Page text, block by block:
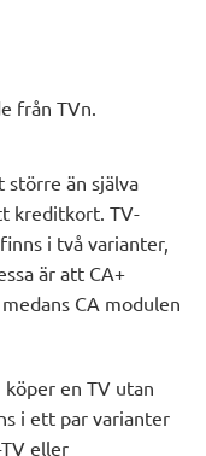
från TVn.
större än själva
kreditkort. TV-
i två varianter,
är att CA+
CA modulen
en TV utan
i ett par varianter
eller